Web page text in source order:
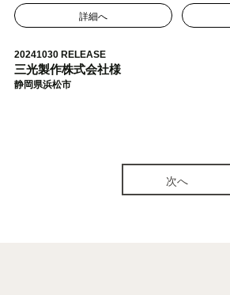
詳細へ
20241030 RELEASE
三光製作株式会社様
静岡県浜松市
次へ